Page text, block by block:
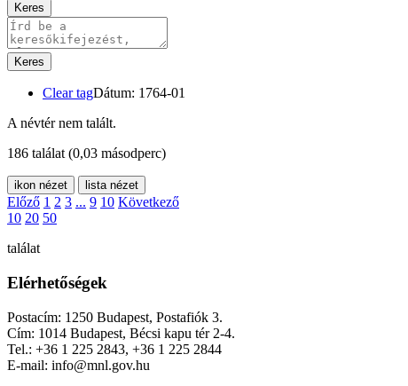
Keres
Keres
Clear tagDátum: 1764-01
A névtér nem talált.
186 találat (0,03 másodperc)
ikon nézet lista nézet
Előző 1 2 3 ... 9 10 Következő
10 20 50
találat
Elérhetőségek
Postacím: 1250 Budapest, Postafiók 3.
Cím: 1014 Budapest, Bécsi kapu tér 2-4.
Tel.: +36 1 225 2843, +36 1 225 2844
E-mail: info@mnl.gov.hu